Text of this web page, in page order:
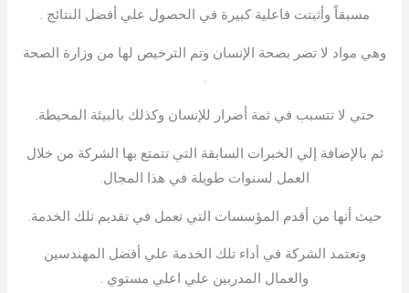
مسبقاً وأثبتت فاعلية كبيرة في الحصول علي أفضل النتائج .
وهي مواد لا تضر بصحة الإنسان وتم الترخيص لها من وزارة الصحة
.
حتي لا تتسبب في ثمة أضرار للإنسان وكذلك بالبيئة المحيطة.
ثم بالإضافة إلي الخبرات السابقة التي تتمتع بها الشركة من خلال
العمل لسنوات طويلة في هذا المجال.
حيث أنها من أقدم المؤسسات التي تعمل في تقديم تلك الخدمة.
وتعتمد الشركة في أداء تلك الخدمة علي أفضل المهندسين
والعمال المدربين علي اعلي مستوي .